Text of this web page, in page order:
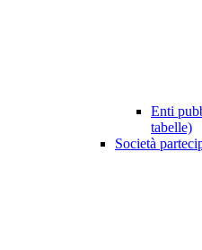
Enti
tabelle)
Società